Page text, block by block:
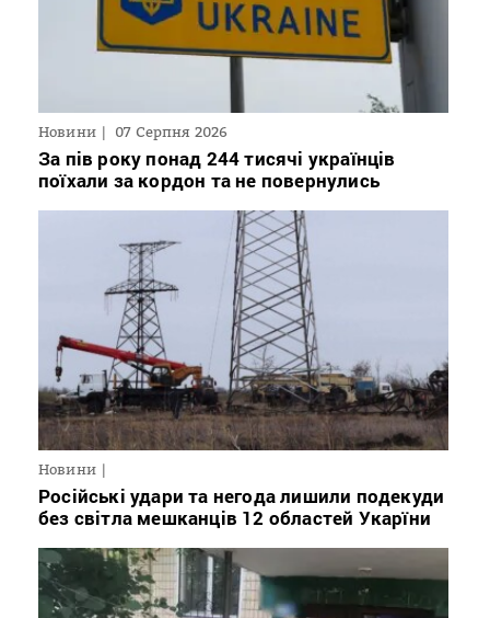
Новини 07 Серпня 2026
За пів року понад 244 тисячі українців
поїхали за кордон та не повернулись
Новини
Російські удари та негода лишили подекуди
без світла мешканців 12 областей Укарїни